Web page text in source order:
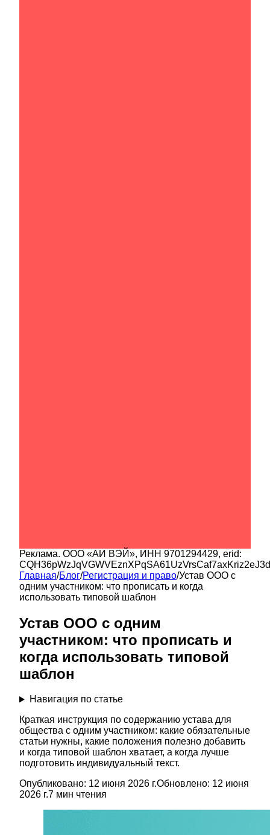
Реклама. ООО «АИ ВЭЙ», ИНН 9701294429, erid:
Главная/Блог/Регистрация и право/Устав ООО с
одним участником: что прописать и когда
использовать типовой шаблон
Устав ООО с одним
участником: что прописать и
когда использовать типовой
шаблон
Навигация по статье
Краткая инструкция по содержанию устава для
общества с одним участником: какие обязательные
статьи нужны, какие положения полезно добавить
и когда типовой шаблон хватает, а когда лучше
подготовить индивидуальный текст.
Опубликовано: 12 июня 2026 г.Обновлено: 12 июня
2026 г.7 мин чтения